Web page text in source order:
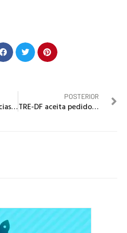
Operação das Polícias Civil e Militar prende 1,6 mil pessoas em SP
POSTERIOR
TRE-DF aceita pedido de registro de senador de Chico Leite